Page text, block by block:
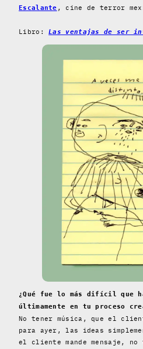
Escalante , cine de terror
Libro:Las ventajas de ser
¿Qué fue lo más difícil que
últimamente en tu proceso
No tener música, que el
para ayer, las ideas
el cliente mande mensaje,